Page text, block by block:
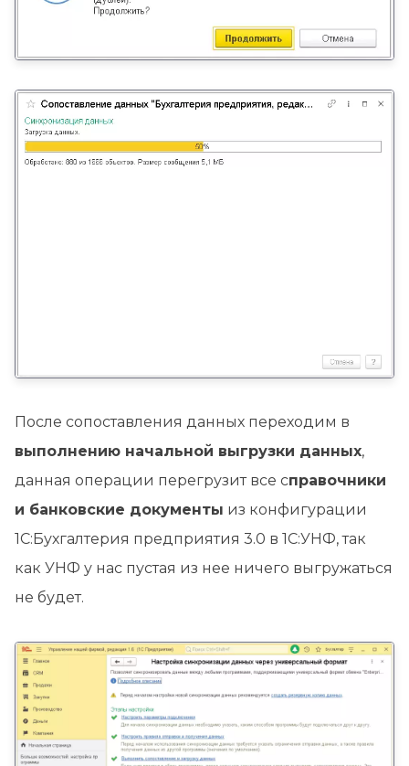
После сопоставления данных переходим в
выполнению начальной выгрузки данных,
данная операции перегрузит все справочники
и банковские документы из конфигурации
1С:Бухгалтерия предприятия 3.0 в 1С:УНФ, так
как УНФ у нас пустая из нее ничего выгружаться
не будет.